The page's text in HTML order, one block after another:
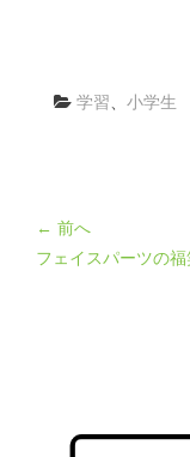
学習、 小学生
← 前へ
フェイスパーツの